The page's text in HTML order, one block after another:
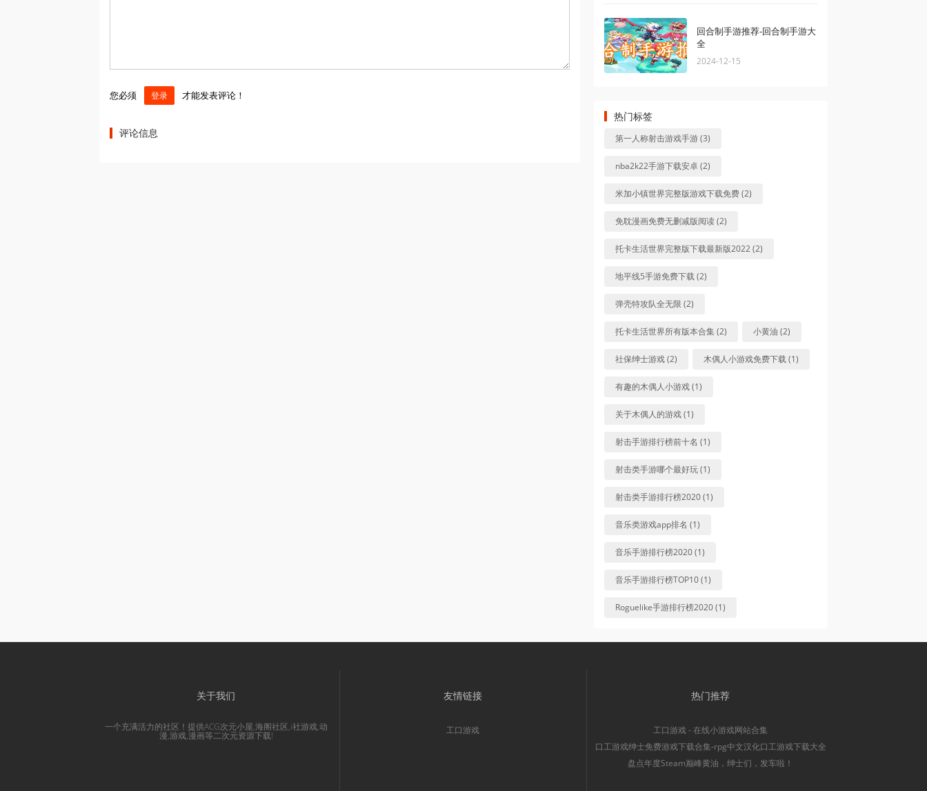
您必须 登录 才能发表评论！
评论信息
回合制手游推荐-回合制手游大
全
2024-12-15
热门标签
第一人称射击游戏手游 (3)
nba2k22手游下载安卓 (2)
米加小镇世界完整版游戏下载免费 (2)
免耽漫画免费无删减版阅读 (2)
托卡生活世界完整版下载最新版2022 (2)
地平线5手游免费下载 (2)
弹壳特攻队全无限 (2)
托卡生活世界所有版本合集 (2) 小黄油 (2)
社保绅士游戏 (2) 木偶人小游戏免费下载 (1)
有趣的木偶人小游戏 (1)
关于木偶人的游戏 (1)
射击手游排行榜前十名 (1)
射击类手游哪个最好玩 (1)
射击类手游排行榜2020 (1)
音乐类游戏app排名 (1)
音乐手游排行榜2020 (1)
音乐手游排行榜TOP10 (1)
Roguelike手游排行榜2020 (1)
关于我们
一个充满活力的社区！提供ACG次元小屋,海阁社区,i社游戏,动
漫,游戏,漫画等二次元资源下载!
友情链接
工口游戏
热门推荐
工口游戏 - 在线小游戏网站合集
口工游戏绅士免费游戏下载合集-rpg中文汉化口工游戏下载大全
盘点年度Steam巅峰黄油，绅士们，发车啦！